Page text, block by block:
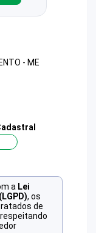
- ME
a Lei
, os
de